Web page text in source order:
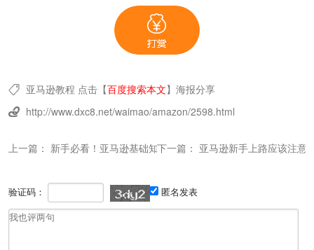
 亚马逊教程 点击【百度搜索本文】 海报分享
 http://www.dxc8.net/waimao/amazon/2598.html
上一篇： 新手必看！亚马逊基础知识大盘点
下一篇： 亚马逊新手上路应该注意
验证码： 匿名发表